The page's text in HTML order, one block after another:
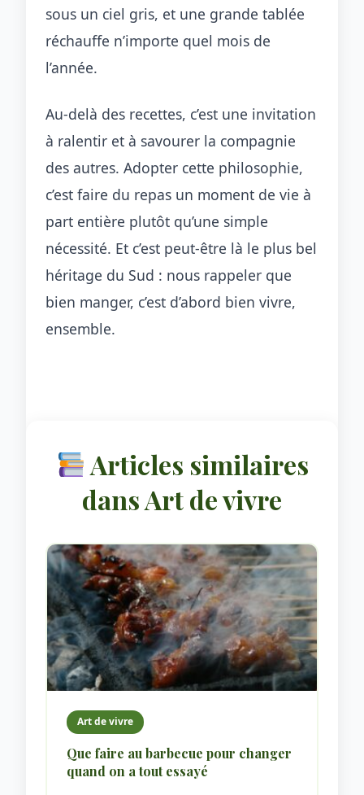
sous un ciel gris, et une grande tablée
réchauffe n’importe quel mois de
l’année.
Au-delà des recettes, c’est une invitation
à ralentir et à savourer la compagnie
des autres. Adopter cette philosophie,
c’est faire du repas un moment de vie à
part entière plutôt qu’une simple
nécessité. Et c’est peut-être là le plus bel
héritage du Sud : nous rappeler que
bien manger, c’est d’abord bien vivre,
ensemble.
Articles similaires
dans Art de vivre
Art de vivre
Que faire au barbecue pour changer
quand on a tout essayé